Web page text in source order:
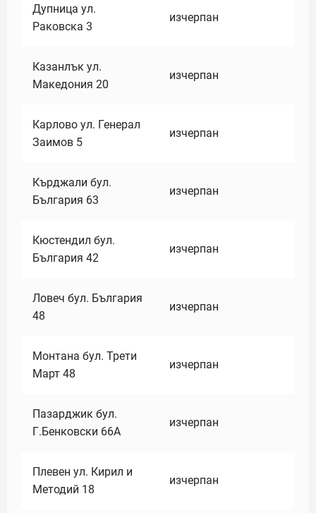
Дупница ул.
Раковска 3
изчерпан
Казанлък ул.
Македония 20
изчерпан
Карлово ул. Генерал
Заимов 5
изчерпан
Кърджали бул.
България 63
изчерпан
Кюстендил бул.
България 42
изчерпан
Ловеч бул. България
48
изчерпан
Монтана бул. Трети
Март 48
изчерпан
Пазарджик бул.
Г.Бенковски 66А
изчерпан
Плевен ул. Кирил и
Методий 18
изчерпан